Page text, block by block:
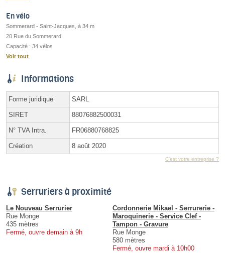
En vélo
Sommerard - Saint-Jacques, à 34 m
20 Rue du Sommerard
Capacité : 34 vélos
Voir tout
Informations
Forme juridique SARL
SIRET 88076882500031
N° TVA Intra. FR06880768825
Création 8 août 2020
C'est votre entreprise ?
Serruriers à proximité
Le Nouveau Serrurier
Rue Monge
435 mètres
Fermé, ouvre demain à 9h
Cordonnerie Mikael - Serrurerie -
Maroquinerie - Service Clef -
Tampon - Gravure
Rue Monge
580 mètres
Fermé, ouvre mardi à 10h00